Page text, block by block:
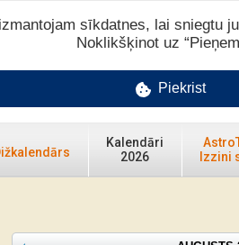
Kalendāri
2026
Izzini
sīkdatnes, lai sniegtu
Noklikšķinot uz
Piekrist